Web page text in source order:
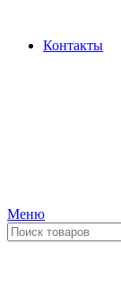
Контакты
Меню